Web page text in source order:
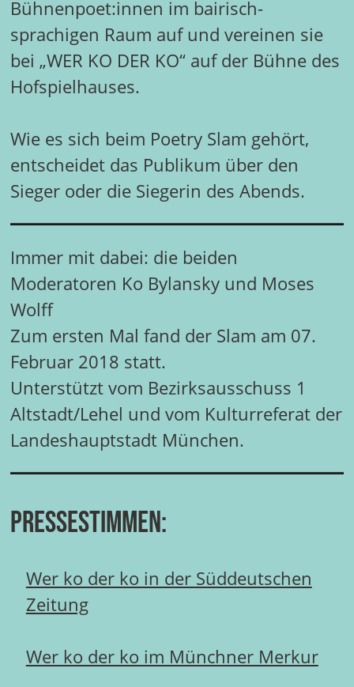
Bühnenpoet:innen im bairisch-
sprachigen Raum auf und vereinen sie
bei „WER KO DER KO“ auf der Bühne des
Hofspielhauses.
Wie es sich beim Poetry Slam gehört,
entscheidet das Publikum über den
Sieger oder die Siegerin des Abends.
Immer mit dabei: die beiden
Moderatoren Ko Bylansky und Moses
Wolff
Zum ersten Mal fand der Slam am 07.
Februar 2018 statt.
Unterstützt vom Bezirksausschuss 1
Altstadt/Lehel und vom Kulturreferat der
Landeshauptstadt München.
Pressestimmen:
Wer ko der ko in der Süddeutschen
Zeitung
Wer ko der ko im Münchner Merkur